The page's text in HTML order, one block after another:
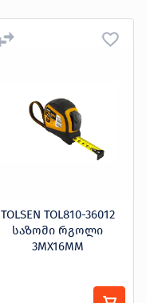
TOLSEN TOL810-36012
საზომი რგოლი
3MX16MM